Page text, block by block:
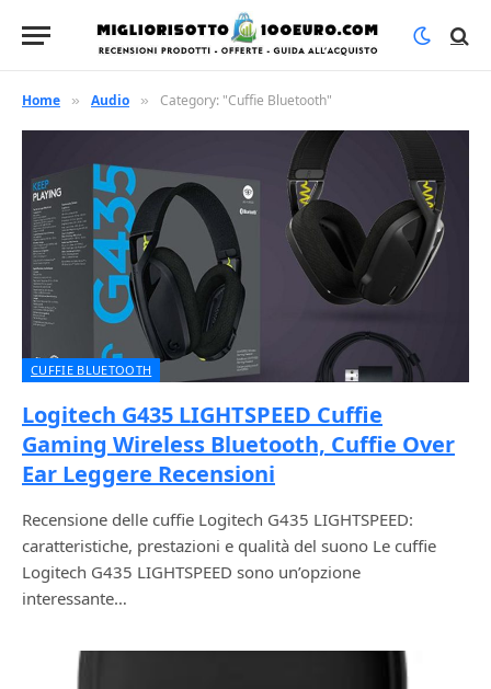
Home » Audio » Category: "Cuffie Bluetooth"
CUFFIE BLUETOOTH
Logitech G435 LIGHTSPEED Cuffie
Gaming Wireless Bluetooth, Cuffie Over
Ear Leggere Recensioni
Recensione delle cuffie Logitech G435 LIGHTSPEED:
caratteristiche, prestazioni e qualità del suono Le cuffie
Logitech G435 LIGHTSPEED sono un’opzione
interessante…